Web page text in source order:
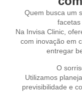
Quem busca um
Na Invisa Clinic,
com inovação em
entregar
O
Utilizamos
previsibilidade e